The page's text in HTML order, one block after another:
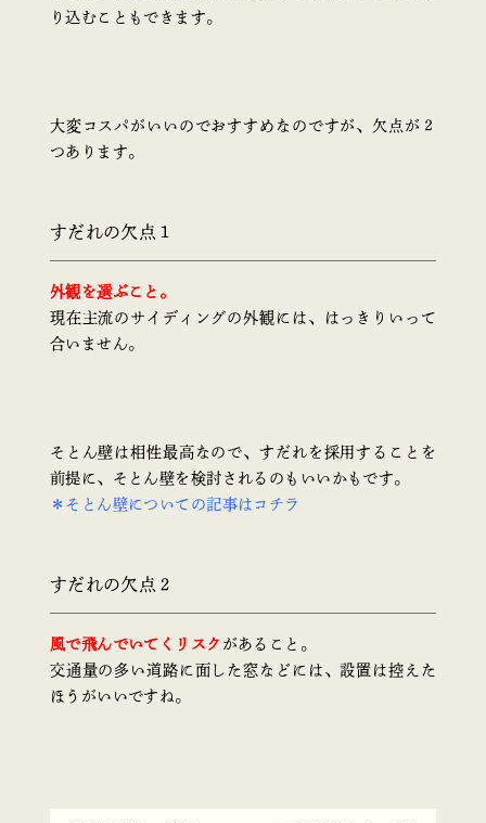
り込むこともできます。
大変コスパがいいのでおすすめなのですが、欠点が２
つあります。
すだれの欠点１
外観を選ぶこと。
現在主流のサイディングの外観には、はっきりいって
合いません。
そとん壁は相性最高なので、すだれを採用することを
前提に、そとん壁を検討されるのもいいかもです。
＊そとん壁についての記事はコチラ
すだれの欠点２
風で飛んでいてくリスク があること。
交通量の多い道路に面した窓などには、設置は控えた
ほうがいいですね。